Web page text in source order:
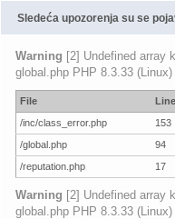
Sledeća upozorenja su se
Warning [2] Undefined array
global.php PHP 8.3.33 (Linux)
File Line
/inc/class_error.php
153
/global.php
94
/reputation.php
17
Warning [2] Undefined array
global.php PHP 8.3.33 (Linux)